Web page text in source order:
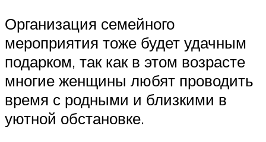
Организация семейного
мероприятия тоже будет удачным
подарком, так как в этом возрасте
многие женщины любят проводить
время с родными и близкими в
уютной обстановке.